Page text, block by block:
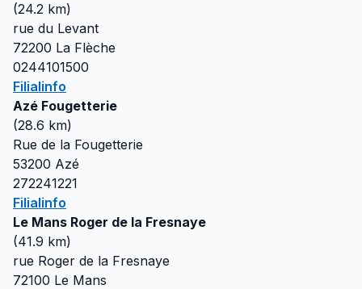
(24.2 km)
rue du Levant
72200 La Flèche
0244101500
Filialinfo
Azé Fougetterie
(28.6 km)
Rue de la Fougetterie
53200 Azé
272241221
Filialinfo
Le Mans Roger de la Fresnaye
(41.9 km)
rue Roger de la Fresnaye
72100 Le Mans